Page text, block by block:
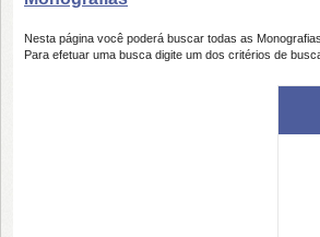
Nesta página você poderá buscar todas as
Para efetuar uma busca digite um dos critérios de